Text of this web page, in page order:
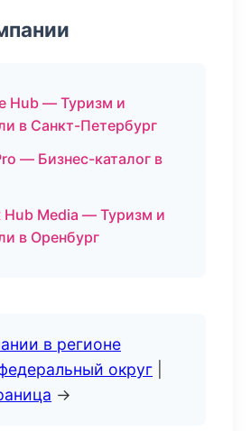
Hub — Туризм и
в Санкт-Петербург
— Бизнес-каталог в
Hub Media — Туризм и
в Оренбург
в регионе
округ
→